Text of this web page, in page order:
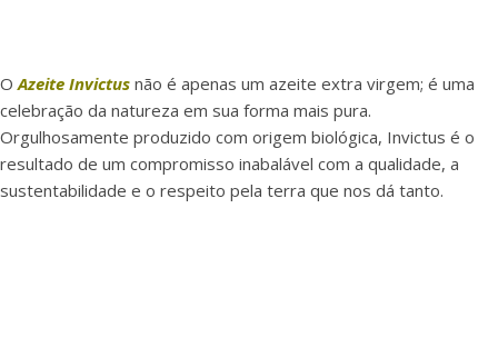
OAzeite Invictus não é apenas um azeite extra virgem; é uma
celebração da natureza em sua forma mais pura.
Orgulhosamente produzido com origem biológica, Invictus é o
resultado de um compromisso inabalável com a qualidade, a
sustentabilidade e o respeito pela terra que nos dá tanto.